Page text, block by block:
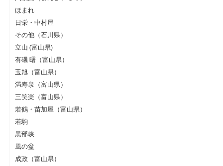
ほまれ
日栄・中村屋
その他（石川県）
立山 (富山県)
有磯 曙（富山県）
玉旭（富山県）
満寿泉（富山県）
三笑楽（富山県）
若鶴・苗加屋（富山県）
若駒
黒部峡
風の盆
成政（富山県）